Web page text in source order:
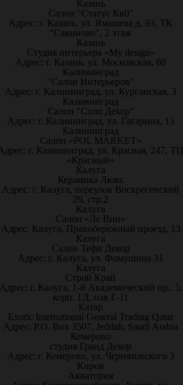
Казань
Салон "Статус Кв0"
Адрес: г. Казань, ул. Ямашева д. 93, ТК
"Савиново", 2 этаж
Казань
Студия интерьера «My design»
Адрес: г. Казань, ул. Московская, 60
Калининград
"Салон Интерьеров"
Адрес: г. Калининград, ул. Курганская, 3
Калининград
Салон "Соло Декор"
Адрес: г. Калининград, ул. Гагарина, 13
Калининград
Салон «POL MARKET»
г. Калининград, ул. Красная, 247, ТЦ
«Красный»
Калуга
Керамика Люкс
Адрес: г. Калуга, переулок Воскресенский
29, стр.2
Калуга
Салон «Ле Вин»
Адрес: Калуга, Правобережный проезд, 13
Калуга
Салон Тефи Декор
Адрес: г. Калуга, ул. Фомушина 31
Калуга
Строй Край
г. Калуга, 1-й Академический пр., 5,
корп. 1Д, пав Г-11
Катар
Exotic International General Trading Qatar
Адрес: P.O. Box 3507, Jeddah, Saudi Arabia
Кемерово
студия Гранд Декор
Адрес: г. Кемерово, ул. Черняховского 3
Киров
Акватория